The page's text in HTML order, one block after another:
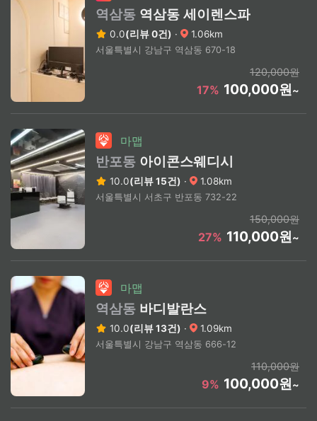
역삼동 역삼동 세이렌스파
0.0(리뷰 0건) · 1.06km
서울특별시 강남구 역삼동 670-18
120,000원
17% 100,000원~
마맵
반포동 아이콘스웨디시
10.0(리뷰 15건) · 1.08km
서울특별시 서초구 반포동 732-22
150,000원
27% 110,000원~
마맵
역삼동 바디발란스
10.0(리뷰 13건) · 1.09km
서울특별시 강남구 역삼동 666-12
110,000원
9% 100,000원~